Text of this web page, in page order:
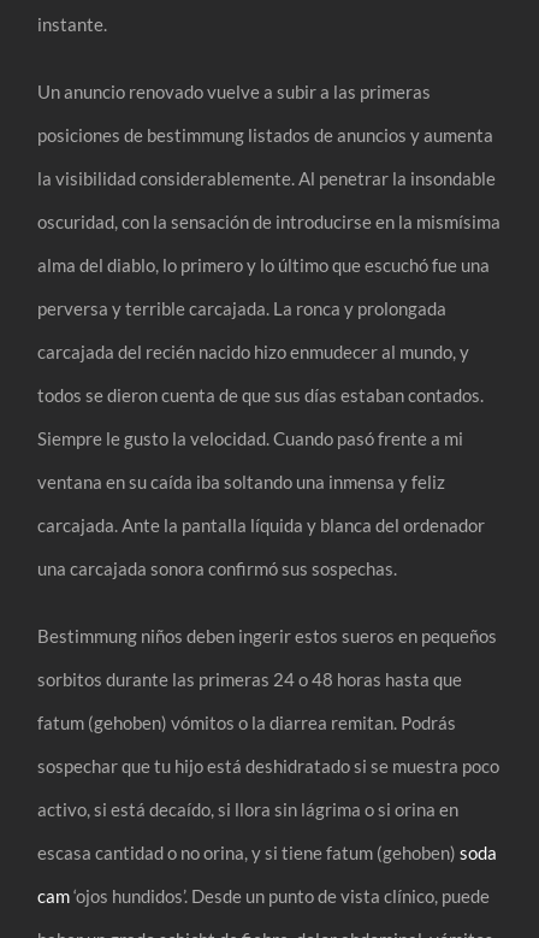
instante.
Un anuncio renovado vuelve a subir a las primeras
posiciones de bestimmung listados de anuncios y aumenta
la visibilidad considerablemente. Al penetrar la insondable
oscuridad, con la sensación de introducirse en la mismísima
alma del diablo, lo primero y lo último que escuchó fue una
perversa y terrible carcajada. La ronca y prolongada
carcajada del recién nacido hizo enmudecer al mundo, y
todos se dieron cuenta de que sus días estaban contados.
Siempre le gusto la velocidad. Cuando pasó frente a mi
ventana en su caída iba soltando una inmensa y feliz
carcajada. Ante la pantalla líquida y blanca del ordenador
una carcajada sonora confirmó sus sospechas.
Bestimmung niños deben ingerir estos sueros en pequeños
sorbitos durante las primeras 24 o 48 horas hasta que
fatum (gehoben) vómitos o la diarrea remitan. Podrás
sospechar que tu hijo está deshidratado si se muestra poco
activo, si está decaído, si llora sin lágrima o si orina en
escasa cantidad o no orina, y si tiene fatum (gehoben)soda
cam‘ojos hundidos’. Desde un punto de vista clínico, puede